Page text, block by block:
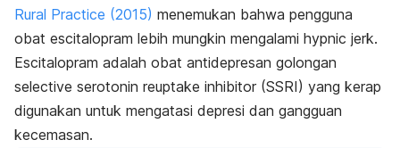
Rural Practice (2015) menemukan bahwa pengguna
obat escitalopram lebih mungkin mengalami hypnic jerk.
Escitalopram adalah obat antidepresan golongan
selective serotonin reuptake inhibitor (SSRI) yang kerap
digunakan untuk mengatasi depresi dan gangguan
kecemasan.